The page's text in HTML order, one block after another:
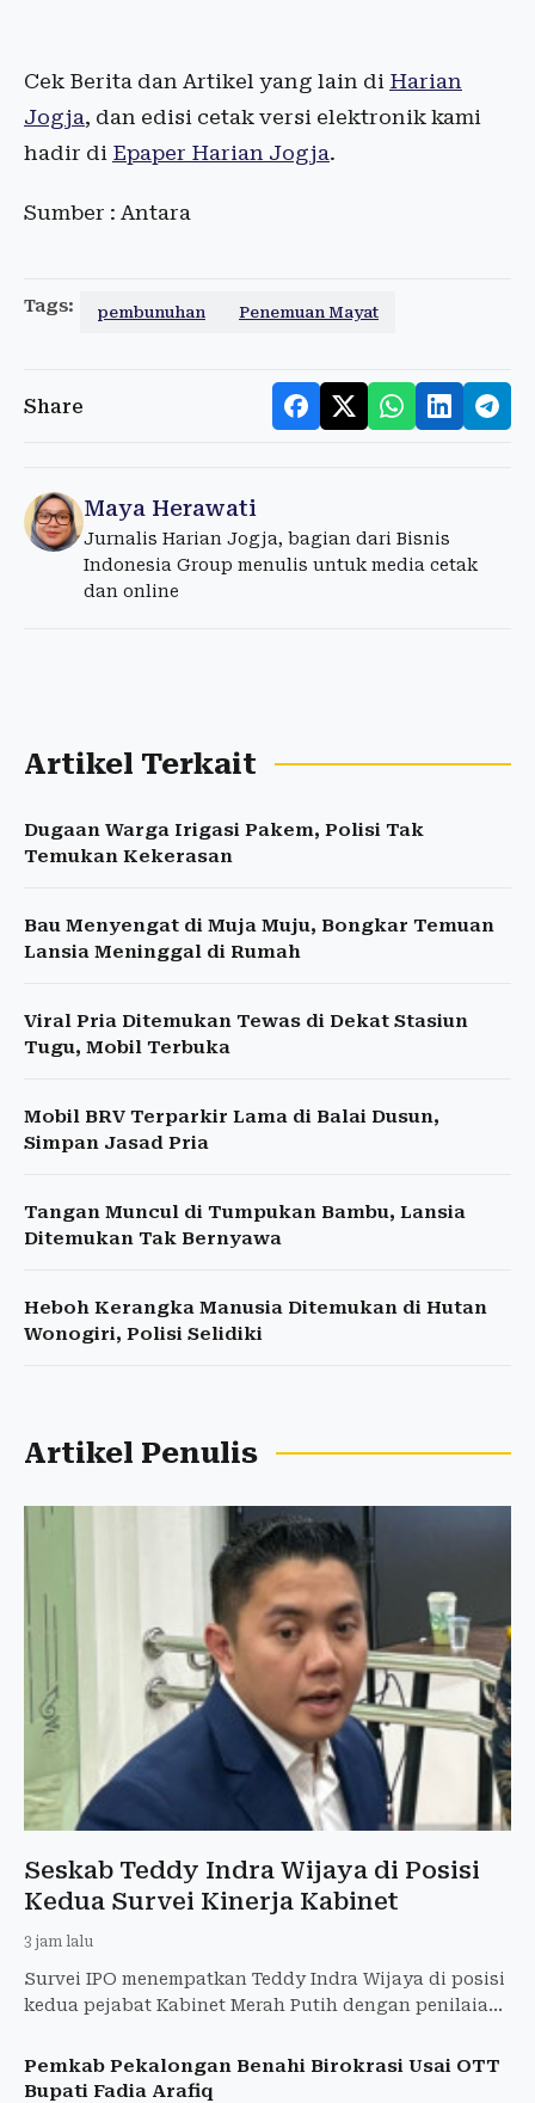
Cek Berita dan Artikel yang lain di Harian
Jogja, dan edisi cetak versi elektronik kami
hadir di Epaper Harian Jogja.
Sumber : Antara
Tags: pembunuhan Penemuan Mayat
Share
Maya Herawati
Jurnalis Harian Jogja, bagian dari Bisnis
Indonesia Group menulis untuk media cetak
dan online
Artikel Terkait
Dugaan Warga Irigasi Pakem, Polisi Tak
Temukan Kekerasan
Bau Menyengat di Muja Muju, Bongkar Temuan
Lansia Meninggal di Rumah
Viral Pria Ditemukan Tewas di Dekat Stasiun
Tugu, Mobil Terbuka
Mobil BRV Terparkir Lama di Balai Dusun,
Simpan Jasad Pria
Tangan Muncul di Tumpukan Bambu, Lansia
Ditemukan Tak Bernyawa
Heboh Kerangka Manusia Ditemukan di Hutan
Wonogiri, Polisi Selidiki
Artikel Penulis
Seskab Teddy Indra Wijaya di Posisi
Kedua Survei Kinerja Kabinet
3 jam lalu
Survei IPO menempatkan Teddy Indra Wijaya di posisi
kedua pejabat Kabinet Merah Putih dengan penilaian
Pemkab Pekalongan Benahi Birokrasi Usai OTT
Bupati Fadia Arafiq